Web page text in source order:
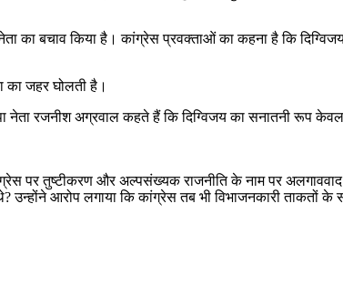
का बचाव किया है। कांग्रेस प्रवक्ताओं का कहना है कि
का जहर घोलती है।
नेता रजनीश अग्रवाल कहते हैं कि दिग्विजय का सनातनी रूप
पर तुष्टीकरण और अल्पसंख्यक राजनीति के नाम पर
उन्होंने आरोप लगाया कि कांग्रेस तब भी विभाजनकारी